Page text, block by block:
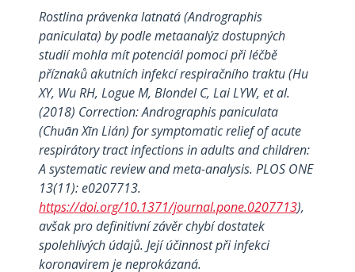
Rostlina právenka latnatá (Andrographis
paniculata) by podle metaanalýz dostupných
studií mohla mít potenciál pomoci při léčbě
příznaků akutních infekcí respiračního traktu (Hu
XY, Wu RH, Logue M, Blondel C, Lai LYW, et al.
(2018) Correction: Andrographis paniculata
(Chuān Xīn Lián) for symptomatic relief of acute
respirátory tract infections in adults and children:
A systematic review and meta-analysis. PLOS ONE
13(11): e0207713.
https://doi.org/10.1371/journal.pone.0207713),
avšak pro definitivní závěr chybí dostatek
spolehlivých údajů. Její účinnost při infekci
koronavirem je neprokázaná.